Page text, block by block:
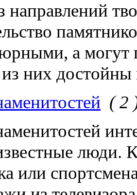
направлений
а могут
них
( 2
люди.
или